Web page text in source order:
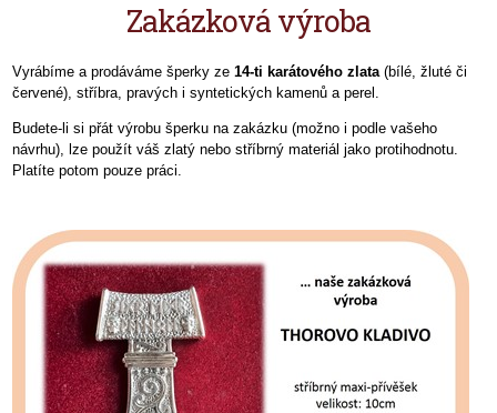
Zakázková výroba
Vyrábíme a prodáváme šperky ze14-ti karátového zlata(bílé, žluté či
červené), stříbra, pravých i syntetických kamenů a perel.
Budete-li si přát výrobu šperku na zakázku (možno i podle vašeho
návrhu), lze použít váš zlatý nebo stříbrný materiál jako protihodnotu.
Platíte potom pouze práci.
Domů
Naše služby
Výběr z nabídky
O nás